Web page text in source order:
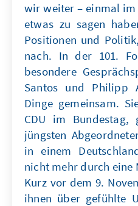
wir weiter – einmal
etwas zu sagen
Positionen und
nach. In der 101.
besondere
Santos und Philipp
Dinge gemeinsam.
CDU im
jüngsten
in einem
nicht mehr durch eine
Kurz vor dem 9.
ihnen über gefühlte